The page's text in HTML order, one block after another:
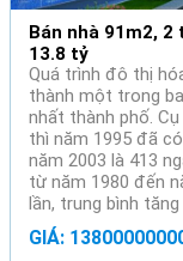
Bán nhà 91m2, 2
13.8 tỷ
Quá trình đô thị
thành một trong
nhất thành phố.
thì năm 1995 đã
năm 2003 là 413
từ năm 1980 đến
lần, trung bình
GIÁ: